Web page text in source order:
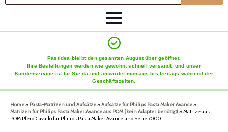
Pastidea bleibt den gesamten August über geöffnet.
Ihre Bestellungen werden wie gewohnt schnell versandt, und unser
Kundenservice ist für Sie da und antwortet montags bis freitags während der
Geschäftszeiten.
Home» Pasta-Matrizen und Aufsätze»Aufsätze für Philips Pasta Maker Avance»
Matrizen für Philips Pasta Maker Avance aus POM (kein Adapter benötigt)»Matrize aus
POM Pferd Cavallo für Philips Pasta Maker Avance und Serie 7000